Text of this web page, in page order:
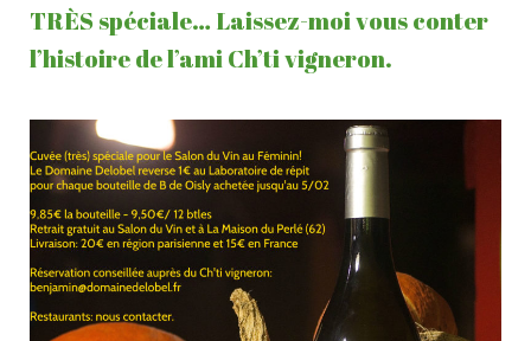
TRÈS spéciale… Laissez-moi vous conter
l’histoire de l’ami Ch’ti vigneron.